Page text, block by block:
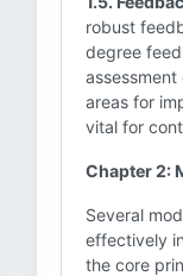
robust
degree
areas for
vital for
Chapter 2:
Several
effectively
the core